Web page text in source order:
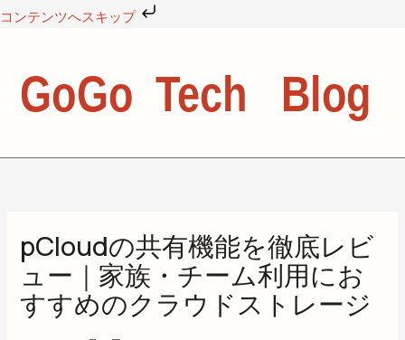
コンテンツへスキップ
内
pCloudの共有機能を徹底レビ
ュー｜家族・チーム利用にお
すすめのクラウドストレージ